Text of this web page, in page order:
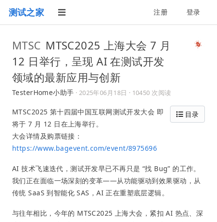
测试之家 注册 登录
MTSC MTSC2025 上海大会 7 月
12 日举行，呈现 AI 在测试开发
领域的最新应用与创新
TesterHome小助手 · 2025年06月18日 · 10450 次阅读
目录
MTSC2025 第十四届中国互联网测试开发大会 即
将于 7 月 12 日在上海举行。
大会详情及购票链接：
https://www.bagevent.com/event/8975696
AI 技术飞速迭代，测试开发早已不再只是 “找 Bug” 的工作。
我们正在面临一场深刻的变革——从功能驱动到效果驱动，从
传统 SaaS 到智能化 SAS，AI 正在重塑底层逻辑。
与往年相比，今年的 MTSC2025 上海大会，紧扣 AI 热点、深